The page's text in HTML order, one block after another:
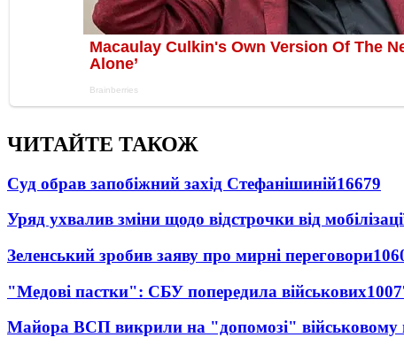
ЧИТАЙТЕ ТАКОЖ
Суд обрав запобіжний захід Стефанішиній16679
Уряд ухвалив зміни щодо відстрочки від
Зеленський зробив заяву про мирні переговори
"Медові пастки": СБУ попередила військових
Майора ВСП викрили на "допомозі"